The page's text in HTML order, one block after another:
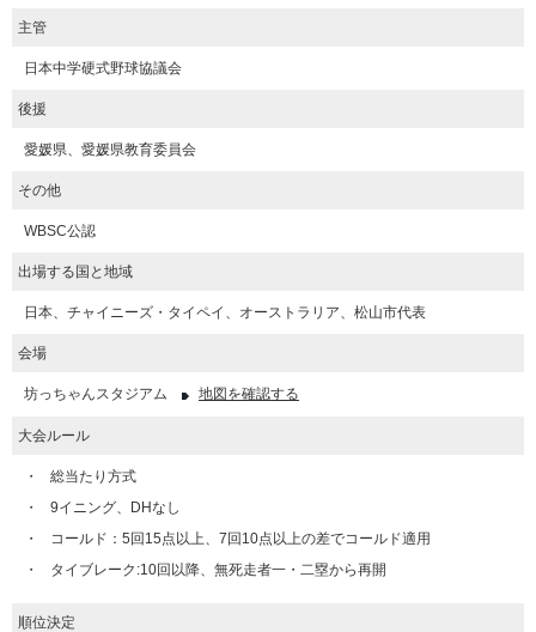
主管
日本中学硬式野球協議会
後援
愛媛県、愛媛県教育委員会
その他
WBSC公認
出場する国と地域
日本、チャイニーズ・タイペイ、オーストラリア、松山市代表
会場
坊っちゃんスタジアム 地図を確認する
大会ルール
・
総当たり方式
・
9イニング、DHなし
・
コールド：5回15点以上、7回10点以上の差でコールド適用
・
タイブレーク:10回以降、無死走者一・二塁から再開
順位決定